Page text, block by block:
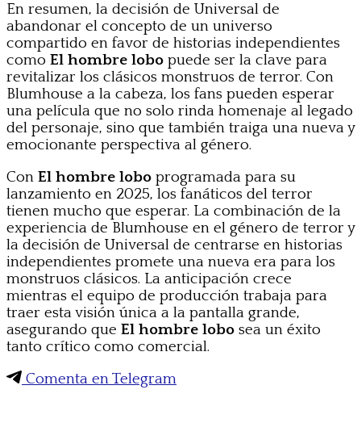
En resumen, la decisión de Universal de
abandonar el concepto de un universo
compartido en favor de historias independientes
como El hombre lobo puede ser la clave para
revitalizar los clásicos monstruos de terror. Con
Blumhouse a la cabeza, los fans pueden esperar
una película que no solo rinda homenaje al legado
del personaje, sino que también traiga una nueva y
emocionante perspectiva al género.
Con El hombre lobo programada para su
lanzamiento en 2025, los fanáticos del terror
tienen mucho que esperar. La combinación de la
experiencia de Blumhouse en el género de terror y
la decisión de Universal de centrarse en historias
independientes promete una nueva era para los
monstruos clásicos. La anticipación crece
mientras el equipo de producción trabaja para
traer esta visión única a la pantalla grande,
asegurando que El hombre lobo sea un éxito
tanto crítico como comercial.
Comenta en Telegram